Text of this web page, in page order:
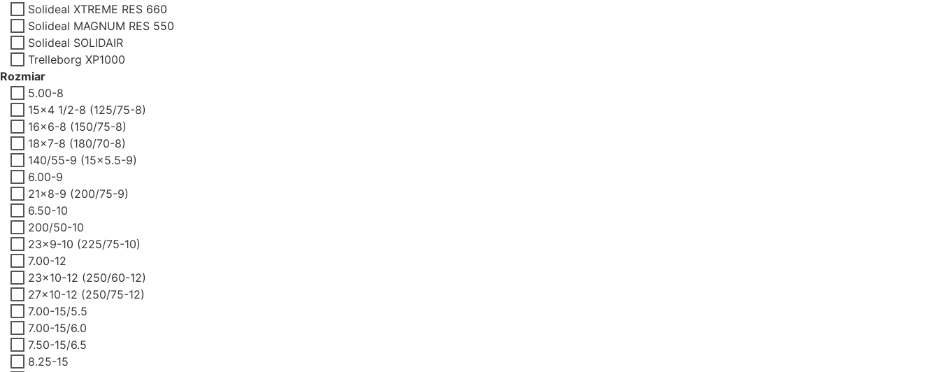
Solideal XTREME RES 660
Solideal MAGNUM RES 550
Solideal SOLIDAIR
Trelleborg XP1000
Rozmiar
5.00-8
15x4 1/2-8 (125/75-8)
16x6-8 (150/75-8)
18x7-8 (180/70-8)
140/55-9 (15x5.5-9)
6.00-9
21x8-9 (200/75-9)
6.50-10
200/50-10
23x9-10 (225/75-10)
7.00-12
23x10-12 (250/60-12)
27x10-12 (250/75-12)
7.00-15/5.5
7.00-15/6.0
7.50-15/6.5
8.25-15